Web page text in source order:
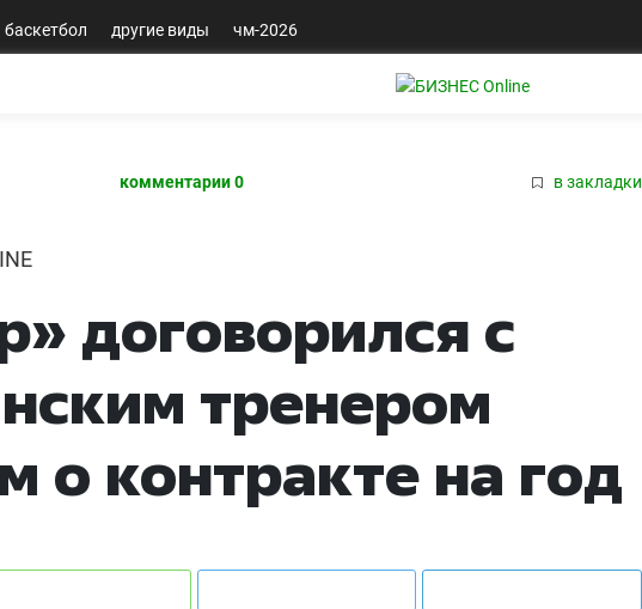
баскетбол другие виды чм-2026
комментарии 0 в закладки
договорился с
тренером
о контракте на год